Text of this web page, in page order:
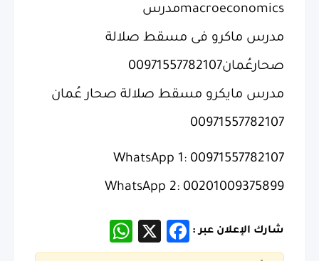
macroeconomicsمدرس
مدرس ماكرو فى مسقط صلالة
صحارعُمان00971557782107
مدرس مايكرو مسقط صلالة صحار عُمان
00971557782107
WhatsApp 1: 00971557782107
WhatsApp 2: 00201009375899
شارك الإعلان عبر : Facebook
X
WhatsApp